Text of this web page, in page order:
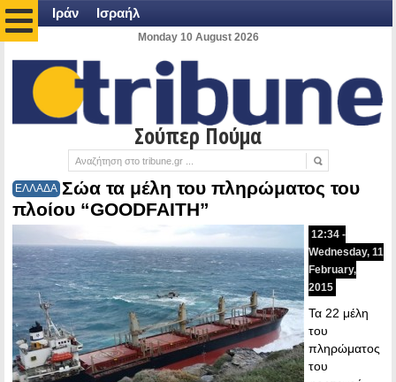
Ιράν Ισραήλ
Monday 10 August 2026
Σούπερ Πούμα
ΕΛΛΑΔΑ Σώα τα μέλη του πληρώματος του
πλοίου “GOODFAITH”
12:34 -
Wednesday, 11
February,
2015
Τα 22 μέλη
του
πληρώματος
του